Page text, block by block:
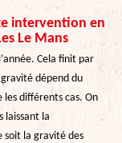
intervention en
Le Mans
Cela finit par
dépend du
différents cas. On
laissant la
soit la gravité des